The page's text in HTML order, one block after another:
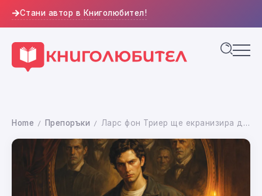
Стани автор в Книголюбител!
Home / Препоръки / Ларс фон Триер ще екранизира датския литературен хит „Щастлив край“